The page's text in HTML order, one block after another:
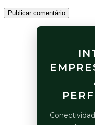
Publicar comentário